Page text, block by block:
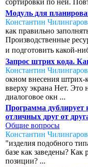
сортировки по ней.
Модуль для
Константин
как правильно
Производственные
и подготовить какой-
Запрос штрих кода.
Константин
окном внесения штрих-
вверху экрана Нет. Это
диалоговое окн ...
Программа дублирует
отличных друг от
Общие вопросы
Константин
"изделия подобного
базе как заведены?
позиции? ...